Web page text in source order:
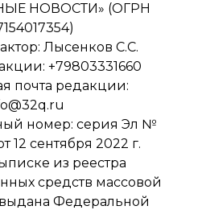
НОВОСТИ» (ОГРН
Лысенков С.С.
+79803331660
почта редакции:
номер: серия Эл №
12 сентября 2022 г.
из реестра
средств массовой
Федеральной